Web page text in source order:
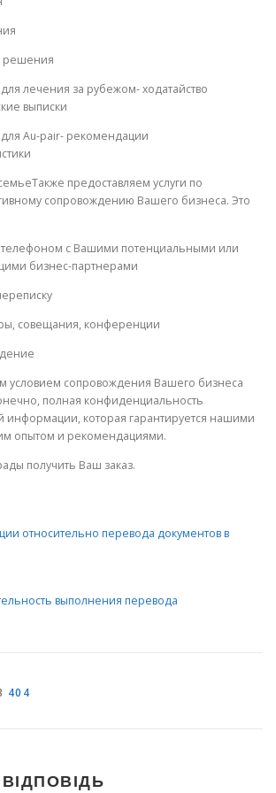
решения
лечения за рубежом- ходатайство
выписки
Au-pair- рекомендации
предоставляем услуги по
сопровождению Вашего бизнеса. Это
с Вашими потенциальными или
бизнес-партнерами
совещания, конференции
условием сопровождения Вашего бизнеса
полная конфиденциальность
информации, которая гарантируется нашими
опытом и рекомендациями.
получить Ваш заказ.
относительно перевода документов в
выполнения перевода
404